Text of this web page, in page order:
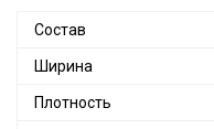
Состав
Ширина
Плотность